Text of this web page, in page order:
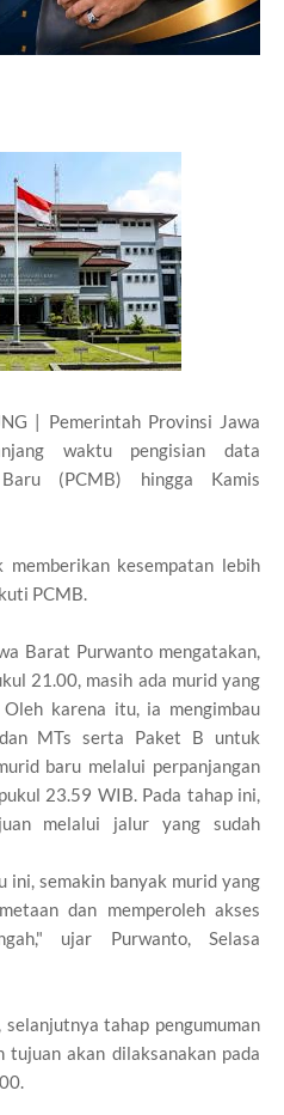
| Pemerintah Provinsi Jawa
waktu pengisian data
(PCMB) hingga Kamis
kesempatan lebih
PCMB.
Barat Purwanto mengatakan,
21.00, masih ada murid yang
karena itu, ia mengimbau
MTs serta Paket B untuk
baru melalui perpanjangan
23.59 WIB. Pada tahap ini,
melalui jalur yang sudah
ini, semakin banyak murid yang
dan memperoleh akses
ujar Purwanto, Selasa
tahap pengumuman
tujuan akan dilaksanakan pada